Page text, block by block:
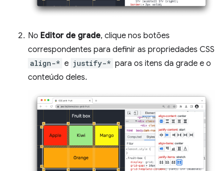
No Editor de grade, clique nos botões
correspondentes para definir as propriedades CSS
align-* e justify-* para os itens da grade e o
conteúdo deles.